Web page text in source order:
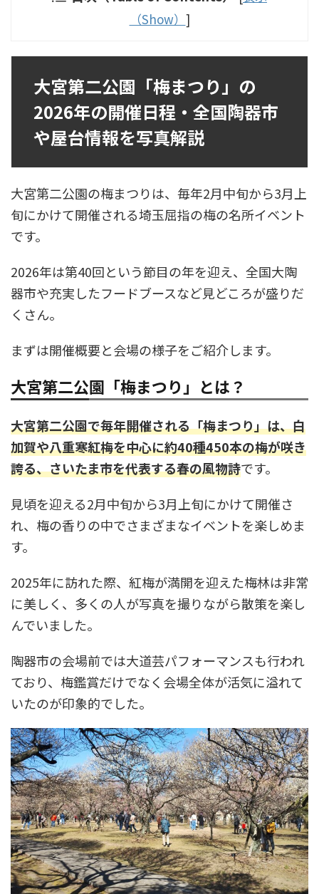
（Show） ]
大宮第二公園「梅まつり」の
2026年の開催日程・全国陶器市
や屋台情報を写真解説
大宮第二公園の梅まつりは、毎年2月中旬から3月上
旬にかけて開催される埼玉屈指の梅の名所イベント
です。
2026年は第40回という節目の年を迎え、全国大陶
器市や充実したフードブースなど見どころが盛りだ
くさん。
まずは開催概要と会場の様子をご紹介します。
大宮第二公園「梅まつり」とは？
大宮第二公園で毎年開催される「梅まつり」は、白
加賀や八重寒紅梅を中心に約40種450本の梅が咲き
誇る、さいたま市を代表する春の風物詩です。
見頃を迎える2月中旬から3月上旬にかけて開催さ
れ、梅の香りの中でさまざまなイベントを楽しめま
す。
2025年に訪れた際、紅梅が満開を迎えた梅林は非常
に美しく、多くの人が写真を撮りながら散策を楽し
んでいました。
陶器市の会場前では大道芸パフォーマンスも行われ
ており、梅鑑賞だけでなく会場全体が活気に溢れて
いたのが印象的でした。